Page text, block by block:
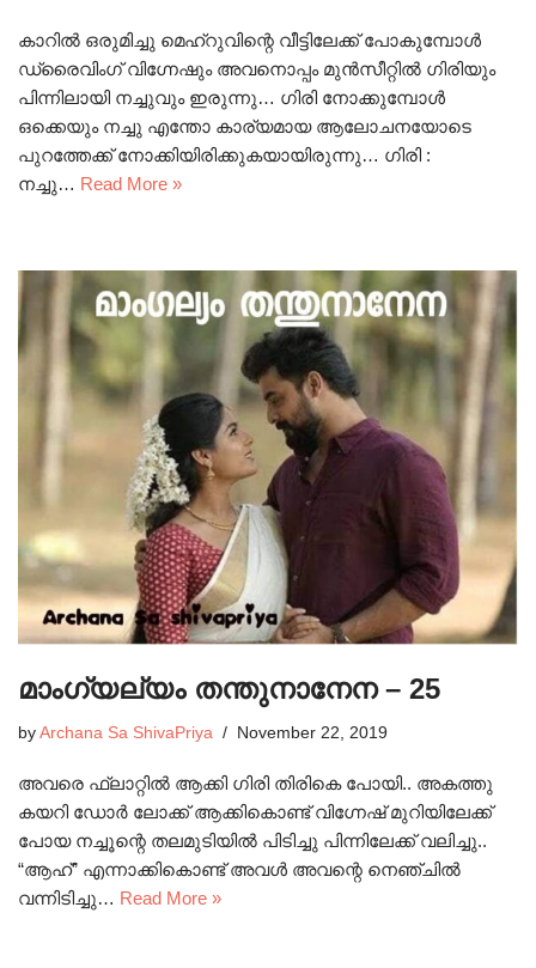
കാറിൽ ഒരുമിച്ചു മെഹ്റുവിന്റെ വീട്ടിലേക്ക് പോകുമ്പോൾ
ഡ്രൈവിംഗ് വിഗ്നേഷും അവനൊപ്പം മുൻസീറ്റിൽ ഗിരിയും
പിന്നിലായി നച്ചുവും ഇരുന്നു… ഗിരി നോക്കുമ്പോൾ
ഒക്കെയും നച്ചു എന്തോ കാര്യമായ ആലോചനയോടെ
പുറത്തേക്ക് നോക്കിയിരിക്കുകയായിരുന്നു… ഗിരി :
നച്ചു… Read More »
മാംഗ്യല്യം തന്തുനാനേന – 25
by Archana Sa ShivaPriya November 22, 2019
അവരെ ഫ്ലാറ്റിൽ ആക്കി ഗിരി തിരികെ പോയി.. അകത്തു
കയറി ഡോർ ലോക്ക് ആക്കികൊണ്ട് വിഗ്നേഷ് മുറിയിലേക്ക്
പോയ നച്ചൂന്റെ തലമുടിയിൽ പിടിച്ചു പിന്നിലേക്ക് വലിച്ചു..
“ആഹ്” എന്നാക്കികൊണ്ട് അവൾ അവന്റെ നെഞ്ചിൽ
വന്നിടിച്ചു… Read More »